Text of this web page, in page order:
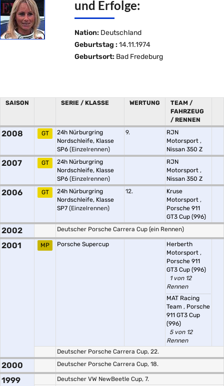
und Erfolge:
Nation: Deutschland
Geburtstag : 14.11.1974
Geburtsort: Bad Fredeburg
SAISON SERIE / KLASSE WERTUNG
TEAM /
FAHRZEUG
/ RENNEN
2008 GT
24h Nürburgring
Nordschleife, Klasse
SP6 (Einzelrennen)
9.
RJN
Motorsport ,
Nissan 350 Z
2007 GT
24h Nürburgring
Nordschleife, Klasse
SP6 (Einzelrennen)
RJN
Motorsport ,
Nissan 350 Z
2006 GT
24h Nürburgring
Nordschleife, Klasse
SP7 (Einzelrennen)
12.
Kruse
Motorsport ,
Porsche 911
GT3 Cup (996)
2002 Deutscher Porsche Carrera Cup (ein Rennen)
2001 MP Porsche Supercup
Herberth
Motorsport ,
Porsche 911
GT3 Cup (996)
1 von 12
Rennen
MAT Racing
Team , Porsche
911 GT3 Cup
(996)
5 von 12
Rennen
Deutscher Porsche Carrera Cup, 22.
2000 Deutscher Porsche Carrera Cup, 18.
1999
Deutscher VW NewBeetle Cup, 7.